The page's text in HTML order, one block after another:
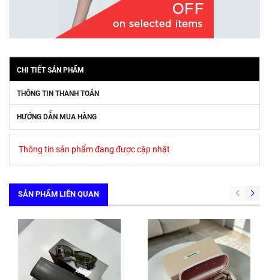
CHI TIẾT SẢN PHẨM
THÔNG TIN THANH TOÁN
HƯỚNG DẪN MUA HÀNG
Thông tin sản phẩm đang được cập nhật
SẢN PHẨM LIÊN QUAN